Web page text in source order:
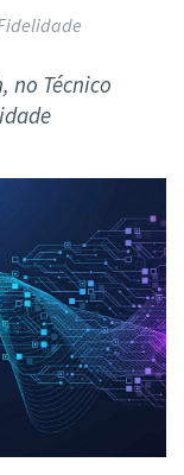
no Técnico